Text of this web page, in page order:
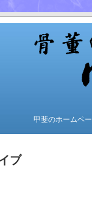
甲斐のホームペ
ブ